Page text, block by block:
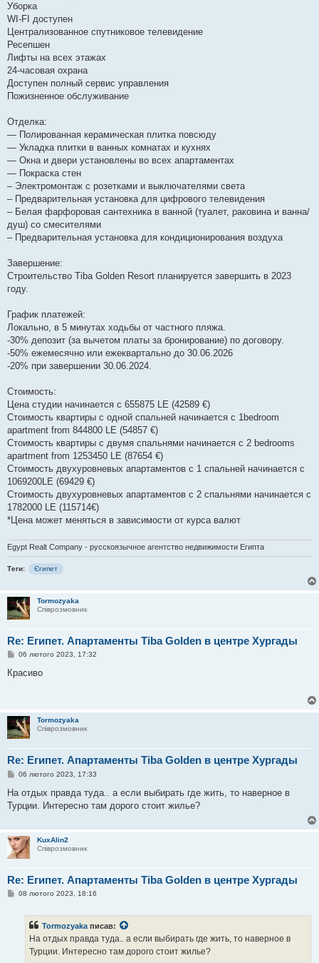
Уборка
WI-FI доступен
Централизованное спутниковое телевидение
Ресепшен
Лифты на всех этажах
24-часовая охрана
Доступен полный сервис управления
Пожизненное обслуживание
Отделка:
— Полированная керамическая плитка повсюду
— Укладка плитки в ванных комнатах и ​​кухнях
— Окна и двери установлены во всех апартаментах
— Покраска стен
– Электромонтаж с розетками и выключателями света
– Предварительная установка для цифрового телевидения
– Белая фарфоровая сантехника в ванной (туалет, раковина и ванна/
душ) со смесителями
– Предварительная установка для кондиционирования воздуха
Завершение:
Строительство Tiba Golden Resort планируется завершить в 2023
году.
График платежей:
Локально, в 5 минутах ходьбы от частного пляжа.
-30% депозит (за вычетом платы за бронирование) по договору.
-50% ежемесячно или ежеквартально до 30.06.2026
-20% при завершении 30.06.2024.
Стоимость:
Цена студии начинается с 655875 LE (42589 €)
Стоимость квартиры с одной спальней начинается с 1bedroom
apartment from 844800 LE (54857 €)
Стоимость квартиры с двумя спальнями начинается с 2 bedrooms
apartment from 1253450 LE (87654 €)
Стоимость двухуровневых апартаментов с 1 спальней начинается с
1069200LE (69429 €)
Стоимость двухуровневых апартаментов с 2 спальнями начинается с
1782000 LE (115714€)
*Цена может меняться в зависимости от курса валют
Egypt Realt Company - русскоязычное агентство недвижимости Египта
Теги: Єгипет
Tormozyaka
Співрозмовник
Re: Египет. Апартаменты Tiba Golden в центре Хургады
П
в
л
е
н
н
я
06 лютого 2023, 17:32
Красиво
Tormozyaka
Співрозмовник
Re: Египет. Апартаменты Tiba Golden в центре Хургады
П
в
д
е
н
н
06 лютого 2023, 17:33
На отдых правда туда.. а если выбирать где жить, то наверное в
Турции. Интересно там дорого стоит жилье?
KuxAlin2
Співрозмовник
Re: Египет. Апартаменты Tiba Golden в центре Хургады
П08 лютого 2023, 18:16
Tormozyaka писав:
На отдых правда туда.. а если выбирать где жить, то наверное в
Турции. Интересно там дорого стоит жилье?